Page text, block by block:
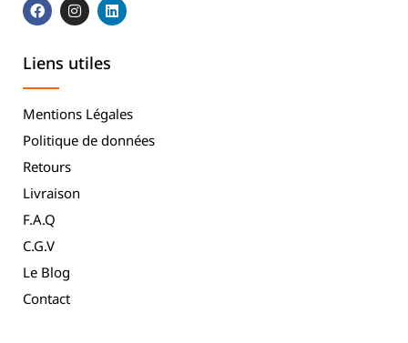
Liens utiles
Mentions Légales
Politique de données
Retours
Livraison
F.A.Q
C.G.V
Le Blog
Contact